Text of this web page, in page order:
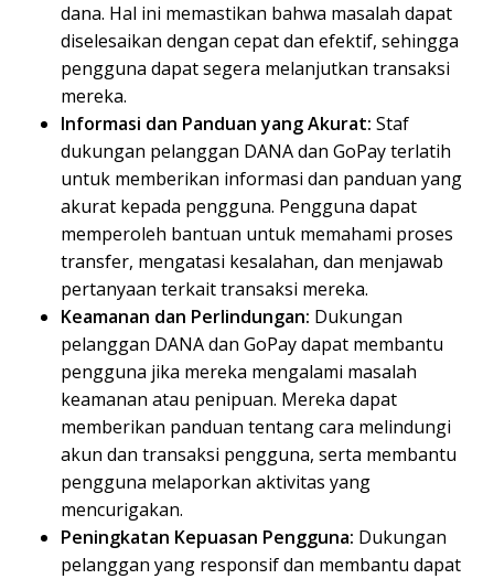
dana. Hal ini memastikan bahwa masalah dapat
diselesaikan dengan cepat dan efektif, sehingga
pengguna dapat segera melanjutkan transaksi
mereka.
Informasi dan Panduan yang Akurat: Staf
dukungan pelanggan DANA dan GoPay terlatih
untuk memberikan informasi dan panduan yang
akurat kepada pengguna. Pengguna dapat
memperoleh bantuan untuk memahami proses
transfer, mengatasi kesalahan, dan menjawab
pertanyaan terkait transaksi mereka.
Keamanan dan Perlindungan: Dukungan
pelanggan DANA dan GoPay dapat membantu
pengguna jika mereka mengalami masalah
keamanan atau penipuan. Mereka dapat
memberikan panduan tentang cara melindungi
akun dan transaksi pengguna, serta membantu
pengguna melaporkan aktivitas yang
mencurigakan.
Peningkatan Kepuasan Pengguna: Dukungan
pelanggan yang responsif dan membantu dapat